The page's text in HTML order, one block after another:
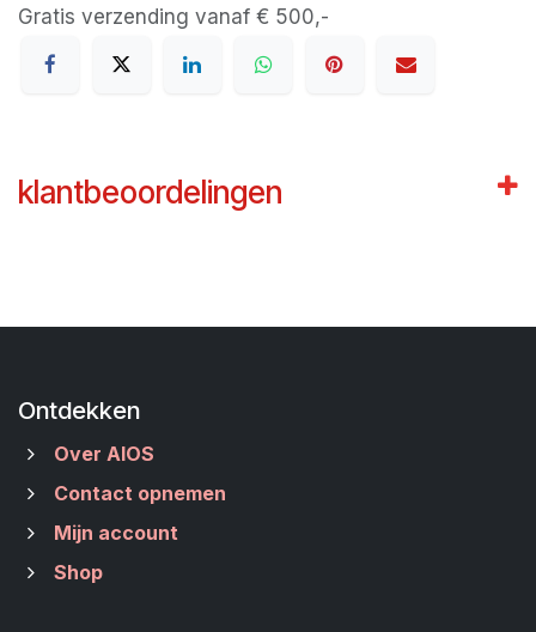
Gratis verzending vanaf € 500,-
klantbeoordelingen
Ontdekken
Over AIOS
Contact opnemen
Mijn account
Shop